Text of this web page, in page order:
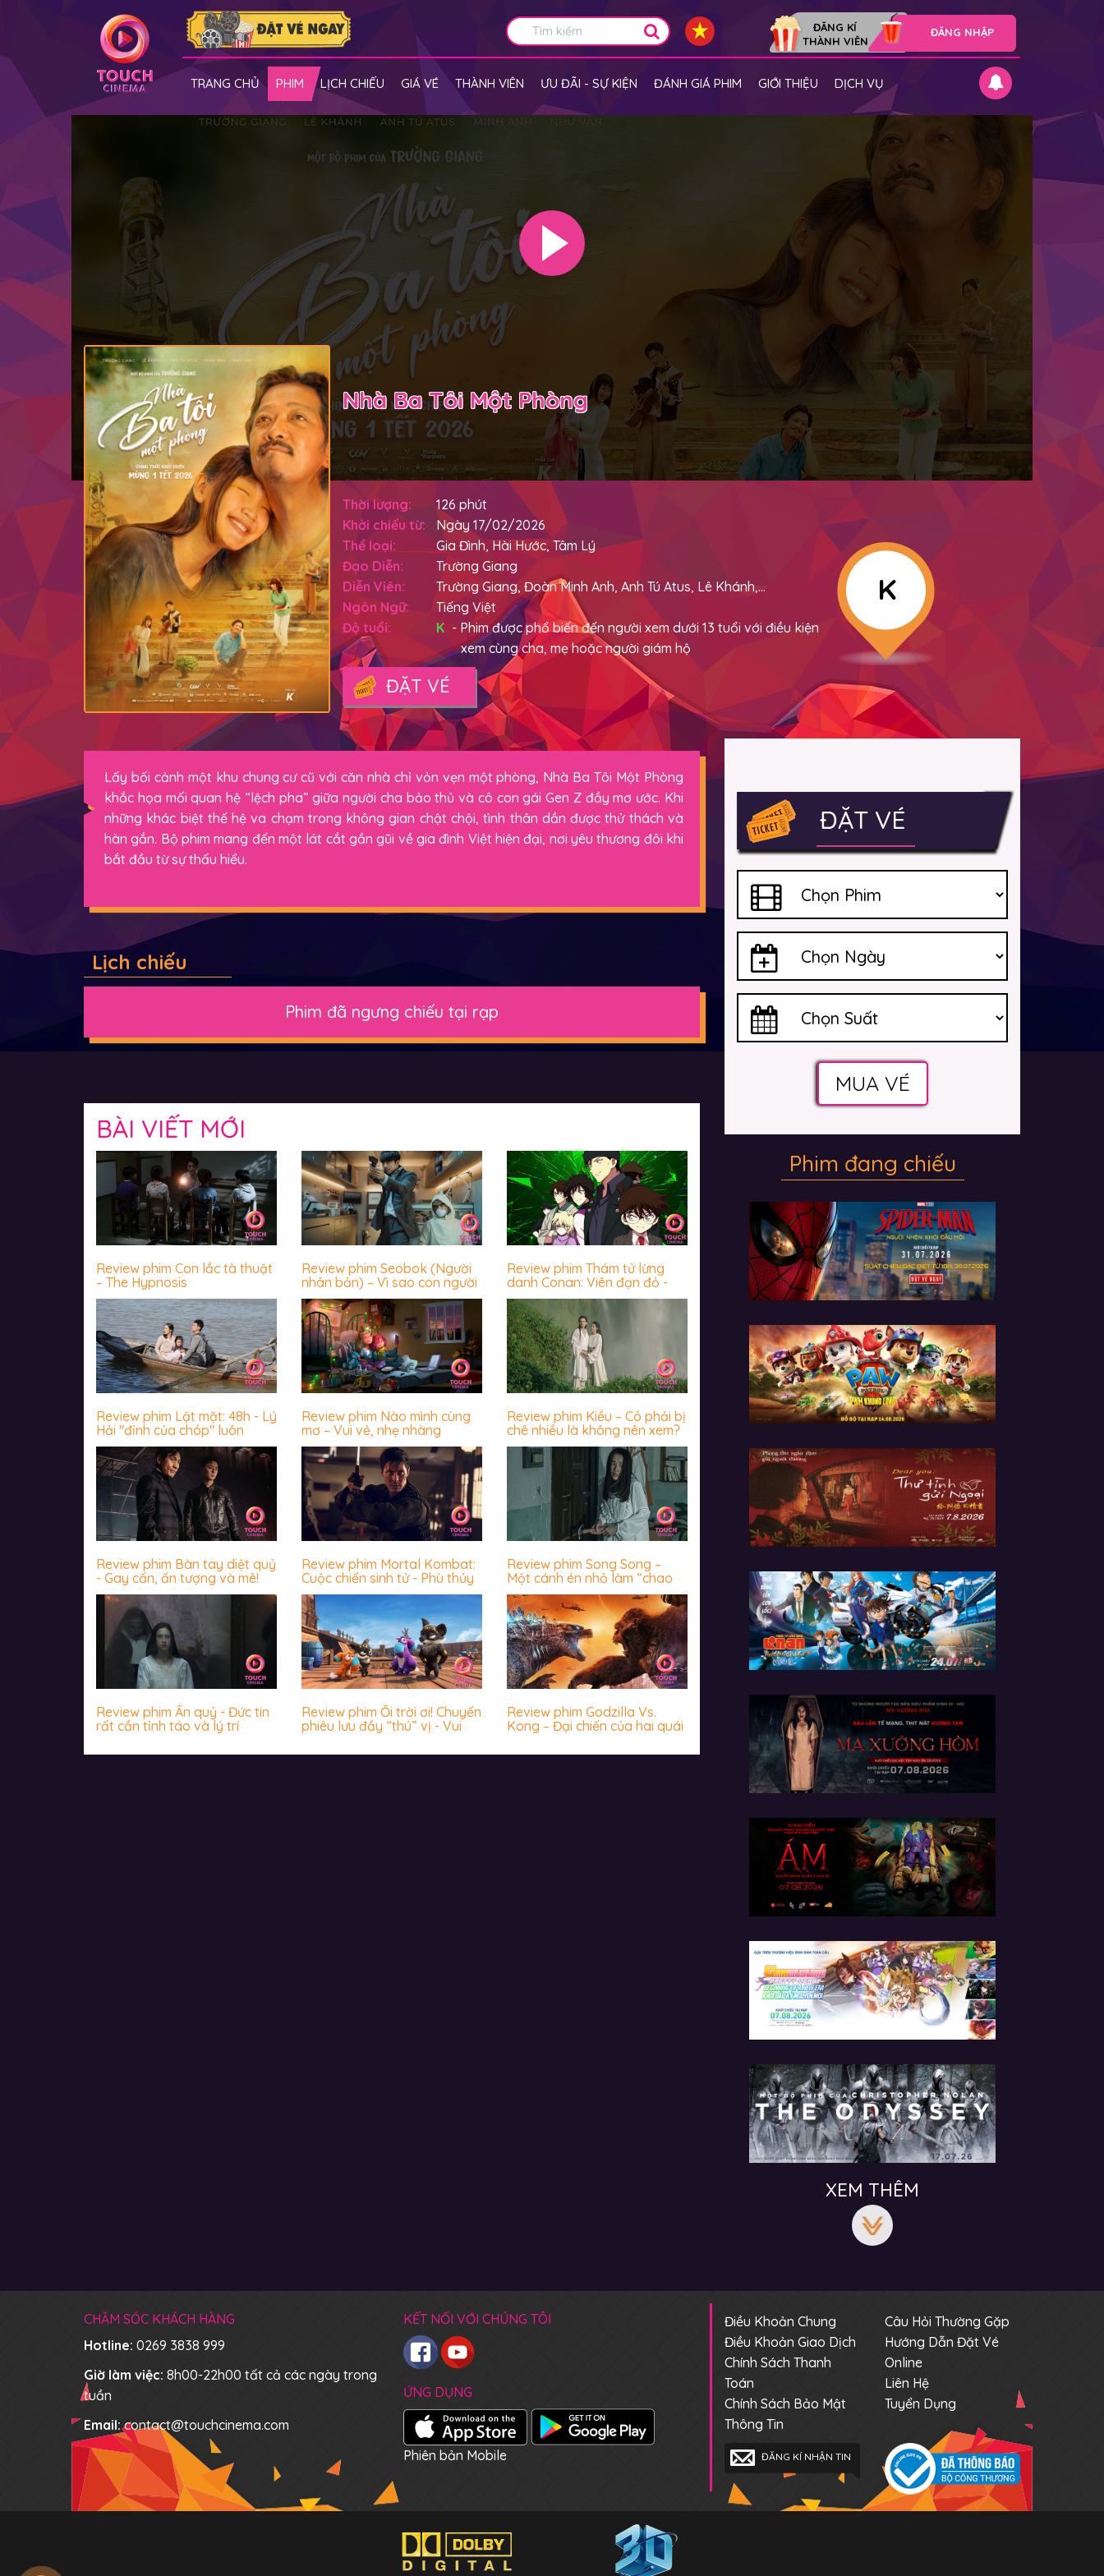
ĐĂNG NHẬP
ĐĂNG KÍ
THÀNH VIÊN
TRANG CHỦ PHIM LỊCH CHIẾU GIÁ VÉ THÀNH VIÊN ƯU ĐÃI - SỰ KIỆN ĐÁNH GIÁ PHIM GIỚI THIỆU DỊCH VỤ
Nhà Ba Tôi Một Phòng
Thời lượng:
126 phút
Khởi chiếu từ:
Ngày 17/02/2026
Thể loại:
Gia Đình, Hài Hước, Tâm Lý
Đạo Diễn:
Trường Giang
Diễn Viên:
Trường Giang, Đoàn Minh Anh, Anh Tú Atus, Lê Khánh,…
Ngôn Ngữ:
Tiếng Việt
Độ tuổi:
K - Phim được phổ biến đến người xem dưới 13 tuổi với điều kiện
xem cùng cha, mẹ hoặc người giám hộ
K
ĐẶT VÉ
Lấy bối cảnh một khu chung cư cũ với căn nhà chỉ vỏn vẹn một phòng, Nhà Ba Tôi Một Phòng
khắc họa mối quan hệ “lệch pha” giữa người cha bảo thủ và cô con gái Gen Z đầy mơ ước. Khi
những khác biệt thế hệ va chạm trong không gian chật chội, tình thân dần được thử thách và
hàn gắn. Bộ phim mang đến một lát cắt gần gũi về gia đình Việt hiện đại, nơi yêu thương đôi khi
bắt đầu từ sự thấu hiểu.
Lịch chiếu
Phim đã ngưng chiếu tại rạp
BÀI VIẾT MỚI
Review phim Con lắc tà thuật
– The Hypnosis
Review phim Seobok (Người
nhân bản) – Vì sao con người
luôn sợ hãi trước cái chết?
Review phim Thám tử lừng
danh Conan: Viên đạn đỏ -
Hấp dẫn miễn chê
Review phim Lật mặt: 48h - Lý
Hải "đỉnh của chóp" luôn
Review phim Nào mình cùng
mơ – Vui vẻ, nhẹ nhàng
Review phim Kiều – Có phải bị
chê nhiều là không nên xem?
Review phim Bàn tay diệt quỷ
- Gay cấn, ấn tượng và mê!
Review phim Mortal Kombat:
Cuộc chiến sinh tử - Phù thủy
James Wan chưa bao giờ
khiến khán giả thất vọng
Review phim Song Song –
Một cánh én nhỏ làm “chao
đảo” cả vài mùa xuân
Review phim Ấn quỷ - Đức tin
rất cần tỉnh táo và lý trí
Review phim Ối trời ơi! Chuyến
phiêu lưu đầy “thú” vị - Vui
Review phim Godzilla Vs.
Kong – Đại chiến của hai quái
đất về thời đồ đá?
ĐẶT VÉ
MUA VÉ
Phim đang chiếu
XEM THÊM
CHĂM SÓC KHÁCH HÀNG
Hotline: 0269 3838 999
Giờ làm việc: 8h00-22h00 tất cả các ngày trong
tuần
Email:contact@touchcinema.com
KẾT NỐI VỚI CHÚNG TÔI
ỨNG DỤNG
Phiên bản Mobile
Điều Khoản Chung
Điều Khoản Giao Dịch
Chính Sách Thanh
Toán
Chính Sách Bảo Mật
Thông Tin
Câu Hỏi Thường Gặp
Hướng Dẫn Đặt Vé
Online
Liên Hệ
Tuyển Dụng
ĐĂNG KÍ NHẬN TIN